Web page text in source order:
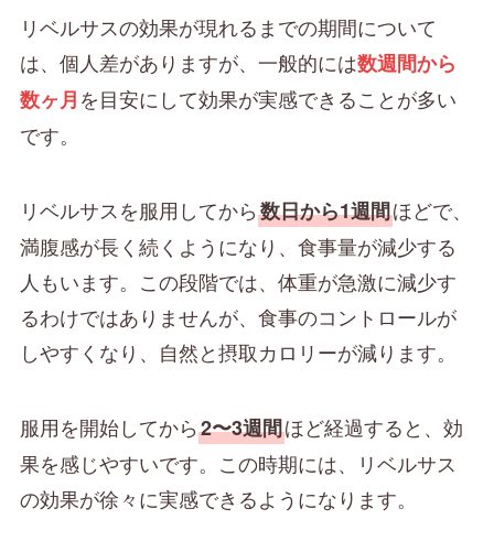
リベルサスの効果が現れるまでの期間について
は、個人差がありますが、一般的には数週間から
数ヶ月を目安にして効果が実感できることが多い
です。
リベルサスを服用してから数日から1週間ほどで、
満腹感が長く続くようになり、食事量が減少する
人もいます。この段階では、体重が急激に減少す
るわけではありませんが、食事のコントロールが
しやすくなり、自然と摂取カロリーが減ります。
服用を開始してから2〜3週間ほど経過すると、効
果を感じやすいです。この時期には、リベルサス
の効果が徐々に実感できるようになります。